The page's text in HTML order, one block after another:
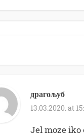
драгољуб
13.03.2020. at
Jel moze iko